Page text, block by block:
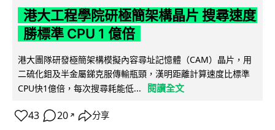
港大工程學院研極簡架構晶片 搜尋速度
勝標準 CPU 1 億倍
港大團隊研發極簡架構模擬內容尋址記憶體（CAM）晶片，用
二硫化鉬及半金屬銻克服傳輸瓶頸，漢明距離計算速度比標準
CPU快1億倍，每次搜尋耗能低...
閱讀全文
43 20 ↗ 分享